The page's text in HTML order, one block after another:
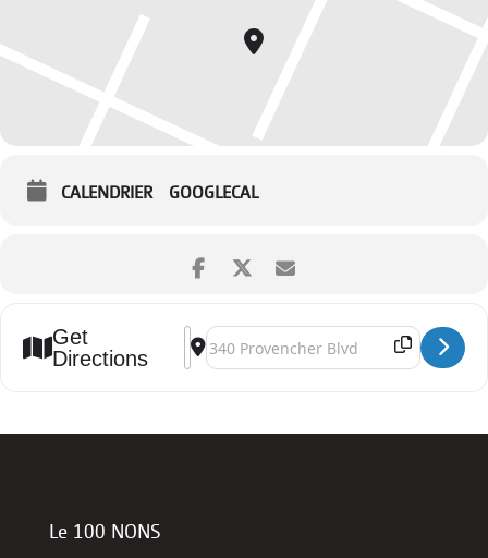
CALENDRIER GOOGLECAL
Get
Directions
Address - Soirée sans nom X Collab []
Destination Address - Soirée sans nom X
Le 100 NONS